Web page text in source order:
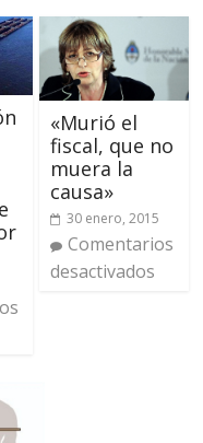
«Murió el
fiscal, que no
muera la
causa»
30 enero, 2015
Comentarios
desactivados